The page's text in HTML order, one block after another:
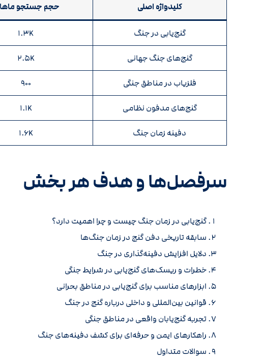
کلیدواژه اصلی حجم جستجو
گنج‌یابی در جنگ ۱.۳K
گنج‌های جنگ جهانی ۲.۵K
فلزیاب در مناطق جنگی ۹۰۰
گنج‌های مدفون نظامی ۱.۱K
دفینه زمان جنگ ۱.۶K
سرفصل‌ها و هدف هر بخش
گنج‌یابی در زمان جنگ چیست و چرا اهمیت دارد؟
سابقه تاریخی دفن گنج در زمان جنگ‌ها
دلایل افزایش دفینه‌گذاری در جنگ
خطرات و ریسک‌های گنج‌یابی در شرایط جنگی
ابزارهای مناسب برای گنج‌یابی در مناطق بحرانی
قوانین بین‌المللی و داخلی درباره گنج در جنگ
تجربه گنج‌یابان واقعی در مناطق جنگی
راهکارهای ایمن و حرفه‌ای برای کشف دفینه‌های جنگ
سوالات متداول